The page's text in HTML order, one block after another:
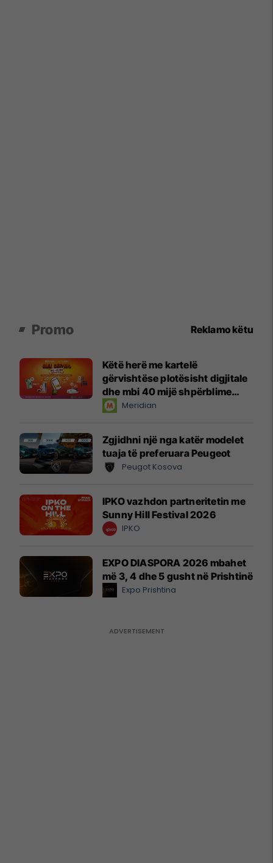
Promo Reklamo këtu
Këtë herë me kartelë
gërvishtëse plotësisht digjitale
dhe mbi 40 mijë shpërblime
instant!Meridian
Zgjidhni një nga katër modelet
tuaja të preferuara Peugeot
Peugot Kosova
IPKO vazhdon partneritetin me
Sunny Hill Festival 2026
IPKO
EXPO DIASPORA 2026 mbahet
më 3, 4 dhe 5 gusht në Prishtinë
Expo Prishtina